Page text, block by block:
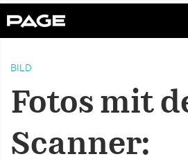
BILD
Fotos mit
Scanner: